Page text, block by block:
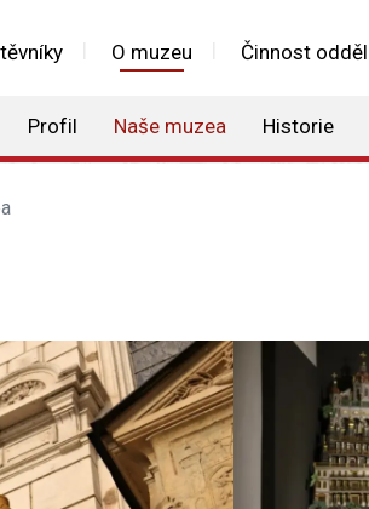
O muzeu Činnost
Profil Naše muzea Historie